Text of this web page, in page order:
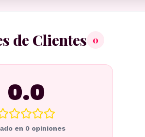
de Clientes 0
0.0
en 0opiniones